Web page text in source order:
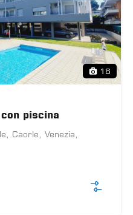
16
piscina
Caorle, Venezia,